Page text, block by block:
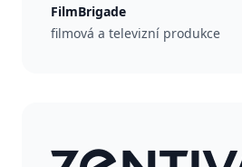
FilmBrigade
filmová a televizní produkce